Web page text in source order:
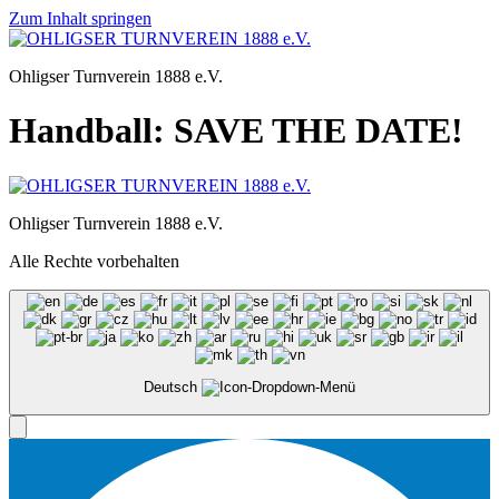
Zum Inhalt springen
Ohligser Turnverein 1888 e.V.
Handball: SAVE THE DATE!
Ohligser Turnverein 1888 e.V.
Alle Rechte vorbehalten
Deutsch